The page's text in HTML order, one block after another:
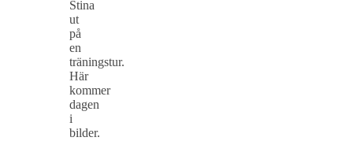
Stina
ut
på
en
träningstur.
Här
kommer
dagen
i
bilder.